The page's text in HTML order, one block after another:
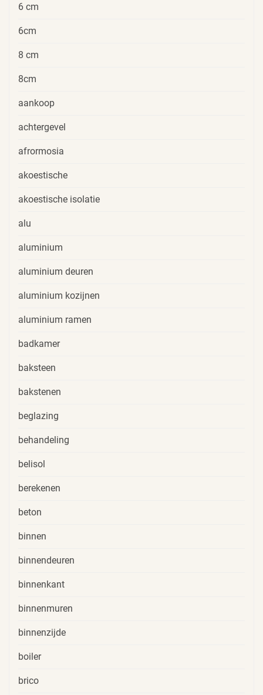
6 cm
6cm
8 cm
8cm
aankoop
achtergevel
afrormosia
akoestische
akoestische isolatie
alu
aluminium
aluminium deuren
aluminium kozijnen
aluminium ramen
badkamer
baksteen
bakstenen
beglazing
behandeling
belisol
berekenen
beton
binnen
binnendeuren
binnenkant
binnenmuren
binnenzijde
boiler
brico